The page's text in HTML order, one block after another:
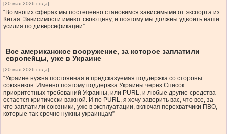
[20 мая 2026 года]
“Во многих сферах мы постепенно становимся зависимыми от экспорта из
Китая. Зависимости имеют свою цену, и поэтому мы должны удвоить наши
усилия по диверсификации”
Все американское вооружение, за которое заплатили
европейцы, уже в Украине
[20 мая 2026 года]
“Украине нужна постоянная и предсказуемая поддержка со стороны
союзников. Именно поэтому поддержка Украины через Список
приоритетных требований Украины, или PURL, и любые другие средства
остается критически важной. И по PURL, я хочу заверить вас, что все, за
что заплатили союзники, уже в эксплуатации, включая перехватчики ПВО,
которые так срочно нужны украинцам”